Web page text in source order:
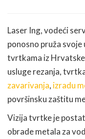
Laser Ing, vodeći
ponosno pruža
tvrtkama iz
usluge rezanja,
zavarivanja, izradu
površinsku zaštitu
Vizija tvrtke je
obrade metala za